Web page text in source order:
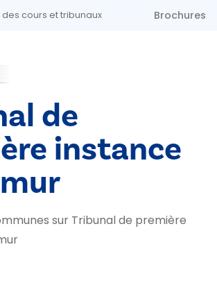
des cours et tribunaux Brochures
de
instance
sur Tribunal de première